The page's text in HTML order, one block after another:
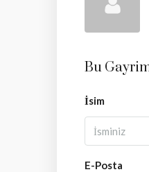
Bu
İsim
E-Posta